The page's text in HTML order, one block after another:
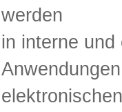
werden
in interne